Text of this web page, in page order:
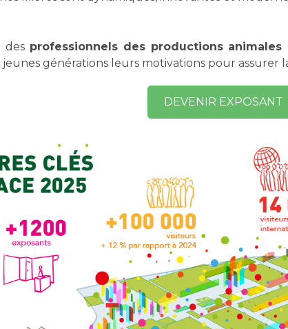
des professionnels des productions
jeunes générations leurs motivations pour
DEVENIR EXPOSANT